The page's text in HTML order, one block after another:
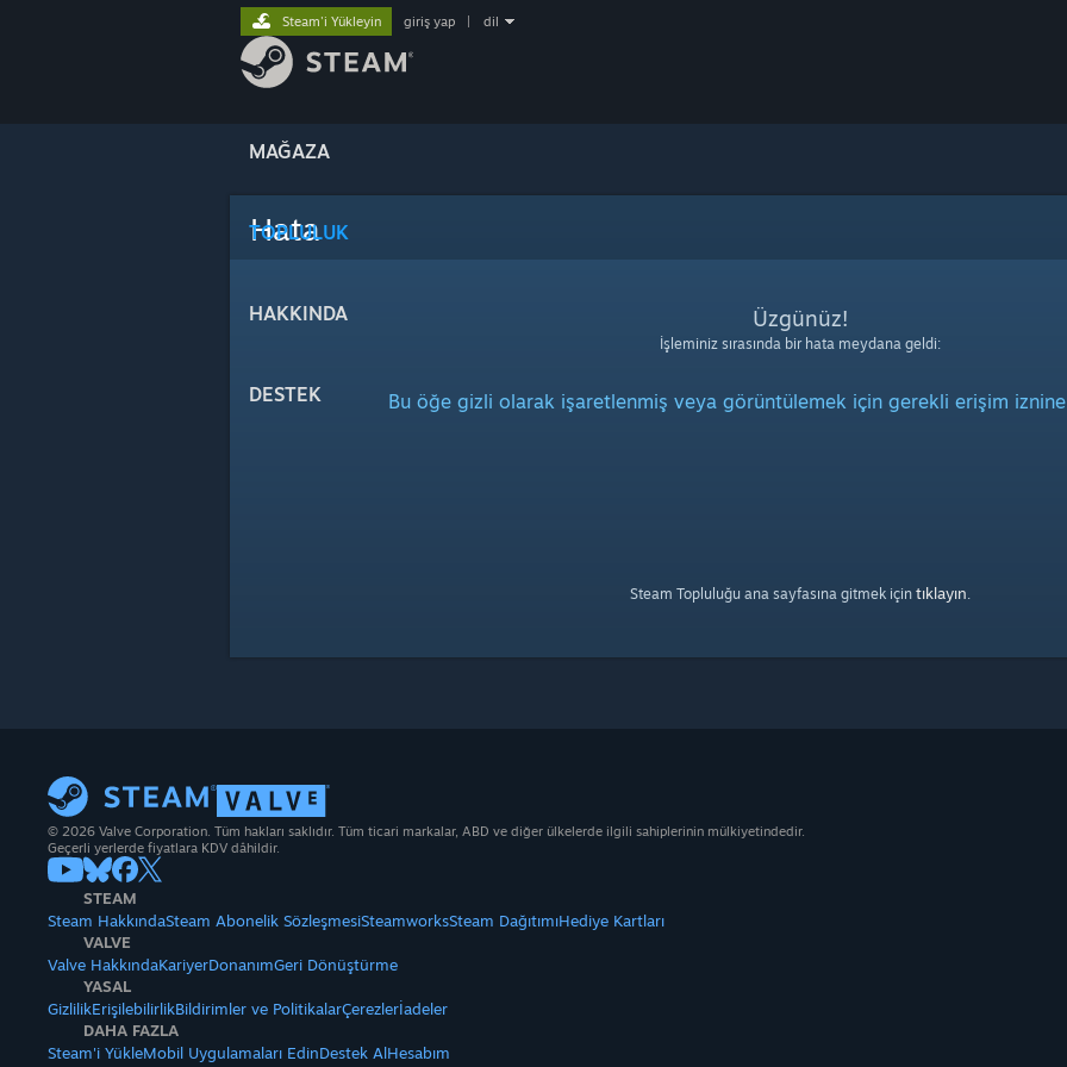
MAĞAZA
TOPLULUK
HAKKINDA
DESTEK
Steam'i Yükleyin giriş yap dil
Hata
Üzgünüz!
İşleminiz sırasında bir hata meydana geldi:
Bu öğe gizli olarak işaretlenmiş veya görüntülemek için gerekli erişim
Steam Topluluğu ana sayfasına gitmek için tıklayın.
© 2026 Valve Corporation. Tüm hakları saklıdır. Tüm ticari markalar, ABD ve diğer ülkelerde ilgili sahiplerinin mülkiyetindedir.
Geçerli yerlerde fiyatlara KDV dâhildir.
STEAM
Steam HakkındaSteam Abonelik SözleşmesiSteamworksSteam DağıtımıHediye Kartları
VALVE
Valve HakkındaKariyerDonanımGeri Dönüştürme
YASAL
GizlilikErişilebilirlikBildirimler ve PolitikalarÇerezlerİadeler
DAHA FAZLA
Steam'i YükleMobil Uygulamaları EdinDestek AlHesabım